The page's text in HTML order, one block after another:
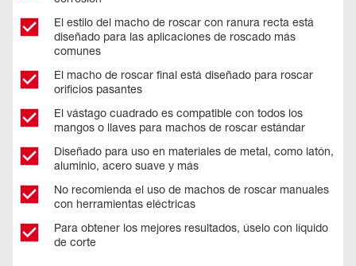
El estilo del macho de roscar con ranura recta está
diseñado para las aplicaciones de roscado más
comunes
El macho de roscar final está diseñado para roscar
orificios pasantes
El vástago cuadrado es compatible con todos los
mangos o llaves para machos de roscar estándar
Diseñado para uso en materiales de metal, como latón,
aluminio, acero suave y más
No recomienda el uso de machos de roscar manuales
con herramientas eléctricas
Para obtener los mejores resultados, úselo con líquido
de corte